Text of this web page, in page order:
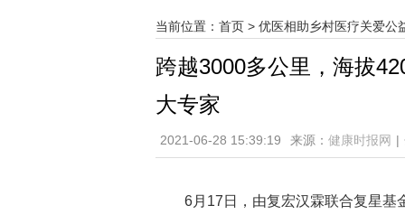
当前位置： 首页 > 优医相助乡村医疗关爱公
跨越3000多公里，海拔
大专家
2021-06-28 15:39:19 来源： 健康时报网 |
6月17日，由复宏汉霖联合复星基